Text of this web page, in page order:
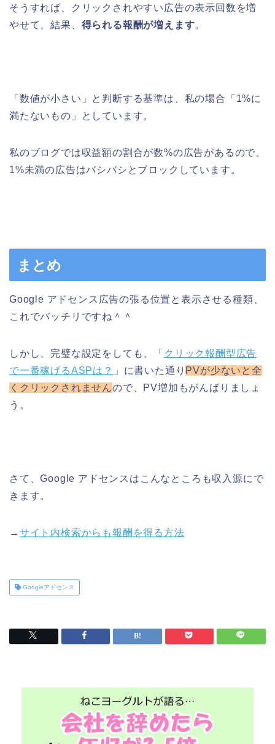
そうすれば、クリックされやすい広告の表示回数を増
やせて、結果、 得られる報酬が増えます。
「数値が小さい」と判断する基準は、私の場合「1%に
満たないもの」としています。
私のブログでは収益額の割合が数%の広告があるので、
1%未満の広告はバシバシとブロックしています。
まとめ
Google アドセンス広告の張る位置と表示させる種類、
これでバッチリですね＾＾
しかし、完璧な設定をしても、「 クリック報酬型広告
で一番稼げるASPは？
」に書いた通り PVが少ないと全
くクリックされませんので、PV増加もがんばりましょ
う。
さて、Google アドセンスはこんなところも収入源にで
きます。
→ サイト内検索からも報酬を得る方法
Googleアドセンス